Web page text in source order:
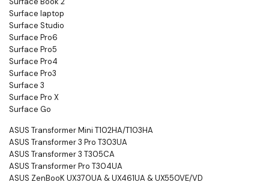
Surface laptop
Surface Studio
Surface Pro6
Surface Pro5
Surface Pro4
Surface Pro3
Surface 3
Surface Pro X
Surface Go
ASUS Transformer Mini T102HA/T103HA
ASUS Transformer 3 Pro T303UA
ASUS Transformer 3 T305CA
ASUS Transformer Pro T304UA
ASUS ZenBooK UX370UA & UX461UA & UX550VE/VD